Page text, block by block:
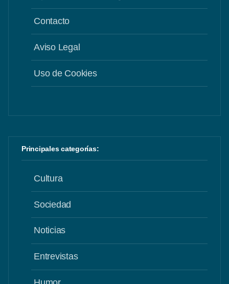
Contacto
Aviso Legal
Uso de Cookies
Principales categorías:
Cultura
Sociedad
Noticias
Entrevistas